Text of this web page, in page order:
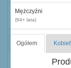
Mężczyźni
(64+ lata)
Ogółem